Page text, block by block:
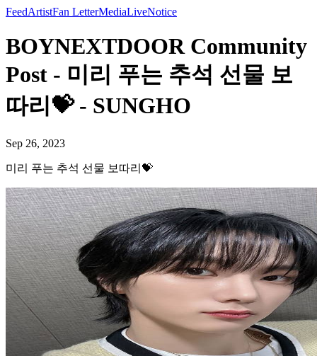
FeedArtistFan LetterMediaLiveNotice
BOYNEXTDOOR Community
Post - 미리 푸는 추석 선물 보
따리💝 - SUNGHO
Sep 26, 2023
미리 푸는 추석 선물 보따리💝